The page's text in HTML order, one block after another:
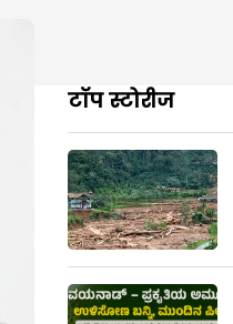
टॉप स्टोरीज